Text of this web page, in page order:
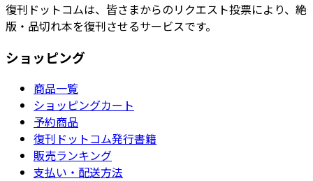
復刊ドットコムは、皆さまからのリクエスト投票により、絶
版・品切れ本を復刊させるサービスです。
ショッピング
商品一覧
ショッピングカート
予約商品
復刊ドットコム発行書籍
販売ランキング
支払い・配送方法